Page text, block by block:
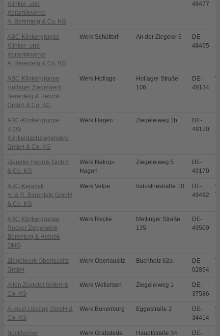
Klinker- und
Keramikwerke
A. Berentelg & Co. KG
48477
ABC-Klinkergruppe
Klinker- und
Keramikwerke
A. Berentelg & Co. KG
Werk Schüttorf An der Ziegelei 6
DE-
48465
ABC-Klinkergruppe
Hollager Ziegelwerk
Berentelg & Hebrok
GmbH & Co. KG
Werk Hollage
Hollager Straße
106
DE-
49134
ABC-Klinkergruppe
KDW
Klinkerdachziegelwerk
GmbH & Co. KG
Werk Hagen Ziegeleiweg 1b
DE-
49170
Ziegelei Hebrok GmbH
& Co. KG
Werk Natrup-
Hagen
Ziegeleiweg 5
DE-
49170
ABC-Keramik
H. & R. Berentelg GmbH
& Co. KG
Werk Velpe Industriestraße 10
DE-
49492
ABC-Klinkergruppe
Recker Ziegelwerk
Berentelg & Hebrok
OHG
Werk Recke
Mettinger Straße
135
DE-
49509
Ziegelwerk Oberlausitz
GmbH
Werk Oberlausitz Buchholz 62a
DE-
02894
Alten Ziegelei GmbH &
Co. KG
Werk Wellersen Ziegeleiweg 1
DE-
37586
August Lücking GmbH &
Co. KG
Werk Bonenburg Eggestraße 2
DE-
34414
Bockhorner Werk Grabstede Hauptstraße 34 DE-